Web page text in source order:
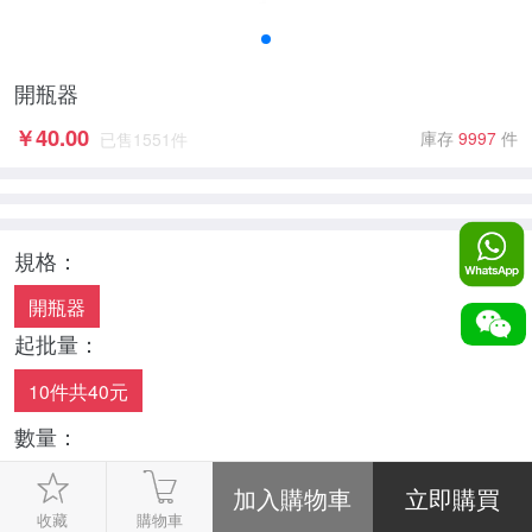
開瓶器
￥40.00 已售 1551 件 庫存 9997件
規格：
開瓶器
起批量：
10件共40元
數量：
-
+
收藏 購物車